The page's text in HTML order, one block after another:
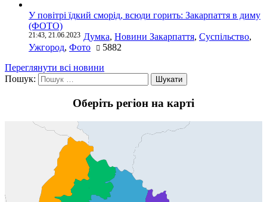
У повітрі їдкий сморід, всюди горить: Закарпаття в диму
(ФОТО)
21:43, 21.06.2023 Думка, Новини Закарпаття, Суспільство,
Ужгород, Фото
5882
Переглянути всі новини
Пошук:
Оберіть регіон на карті